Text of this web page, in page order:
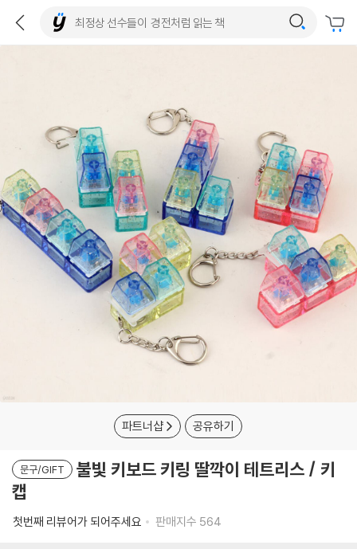
파트너샵 공유하기
문구/GIFT
불빛 키보드 키링 딸깍이 테트리스 / 키
캡
첫번째 리뷰어가 되어주세요 판매지수 564